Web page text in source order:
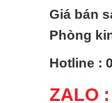
Giá bán
Phòng
Hotline :
ZALO :